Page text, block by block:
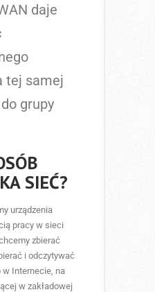
daje
tej samej
grupy
SIEĆ?
urządzenia
pracy w sieci
zbierać
i odczytywać
Internecie, na
w zakładowej